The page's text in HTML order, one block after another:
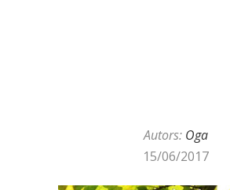
Autors: Oga
15/06/2017